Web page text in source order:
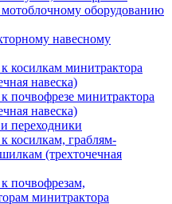
оборудованию
навесному
косилкам минитрактора
навеска)
почвофрезе минитрактора
навеска)
переходники
косилкам, граблям-
(трехточечная
почвофрезам,
минитрактора